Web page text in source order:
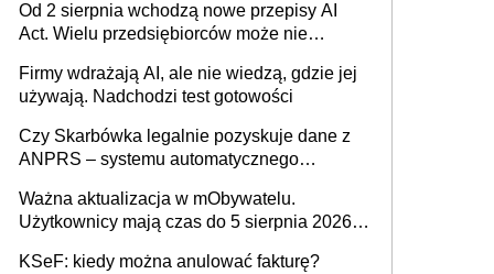
darowizna, ale podatku jednak nie będzie
Od 2 sierpnia wchodzą nowe przepisy AI
Act. Wielu przedsiębiorców może nie
Firmy wdrażają AI, ale nie wiedzą, gdzie jej
używają. Nadchodzi test gotowości
Czy Skarbówka legalnie pozyskuje dane z
ANPRS – systemu automatycznego
pojazdów z kamer drogowych?
Ważna aktualizacja w mObywatelu.
Użytkownicy mają czas do 5 sierpnia 2026
KSeF: kiedy można anulować fakturę?